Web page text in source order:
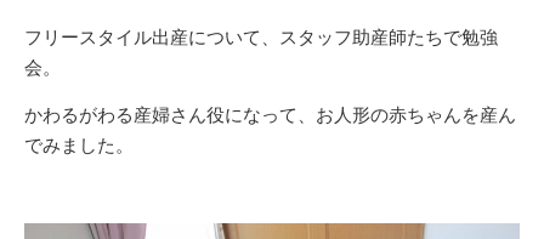
フリースタイル出産について、スタッフ助産師たちで勉強
会。
かわるがわる産婦さん役になって、お人形の赤ちゃんを産ん
でみました。